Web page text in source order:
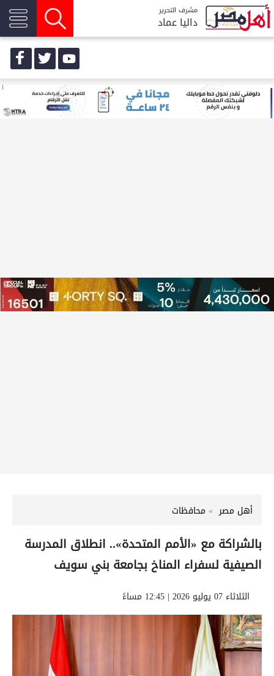
مشرف التحرير
داليا عماد
أهل مصر محافظات
بالشراكة مع «الأمم المتحدة».. انطلاق المدرسة
الصيفية لسفراء المناخ بجامعة بني سويف
الثلاثاء 07 يوليو 2026 | 12:45 مساءً